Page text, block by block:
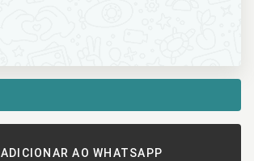
ADICIONAR AO WHATSAPP